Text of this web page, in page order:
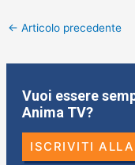
e
b
o
o
k
o
d
o
n
l
← Articolo precedente
Vuoi essere
Anima TV?
ISCRIVITI ALLA